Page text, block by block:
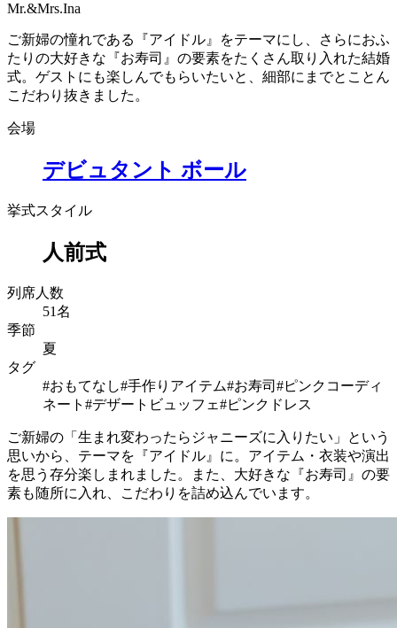
Mr.&Mrs.Ina
ご新婦の憧れである『アイドル』をテーマにし、さらにおふ
たりの大好きな『お寿司』の要素をたくさん取り入れた結婚
式。ゲストにも楽しんでもらいたいと、細部にまでとことん
こだわり抜きました。
会場
デビュタント ボール
挙式スタイル
人前式
列席人数
51名
季節
夏
タグ
#おもてなし#手作りアイテム#お寿司 #ピンクコーディ
ネート #デザートビュッフェ#ピンクドレス
ご新婦の「生まれ変わったらジャニーズに入りたい」という
思いから、テーマを『アイドル』に。アイテム・衣装や演出
を思う存分楽しまれました。また、大好きな『お寿司』の要
素も随所に入れ、こだわりを詰め込んでいます。